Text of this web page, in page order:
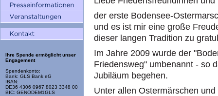
Ihre Spende ermöglicht unser
Engagement
Spendenkonto:
Bank: GLS Bank eG
IBAN:
DE36 4306 0967 8023 3348 00
BIC: GENODEM1GLS
der erste Bodensee-
und es ist mir eine große
dieser langen Tradition zu
Im Jahre 2009 wurde der
Friedensweg" umbenannt - so
Jubiläum begehen.
Unter allen Ostermärschen